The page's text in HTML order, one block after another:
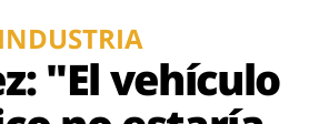
INDUSTRIA
"El vehículo